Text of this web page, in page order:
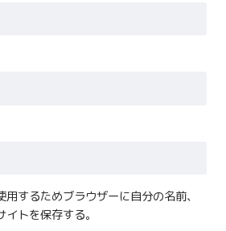
するためブラウザーに自分の名前、
トを保存する。